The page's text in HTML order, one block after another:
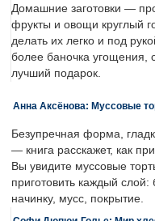
Домашние заготовки —
фрукты и овощи круглый
делать их легко и под
более баночка угощения,
лучший подарок.
Анна Аксёнова: Муссовые
Безупречная форма,
— книга расскажет, как
Вы увидите муссовые
приготовить каждый слой:
начинку, мусс, покрытие.